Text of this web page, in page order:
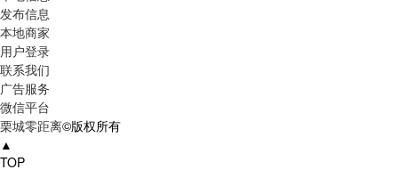
发布信息
本地商家
用户登录
联系我们
广告服务
微信平台
栗城零距离©版权所有
▲
TOP